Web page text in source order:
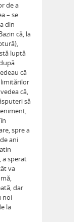
de a
– se
din
că, la
luptă
că
limitărilor
că,
să
spre a
ani
a sperat
va
dar
noi
la